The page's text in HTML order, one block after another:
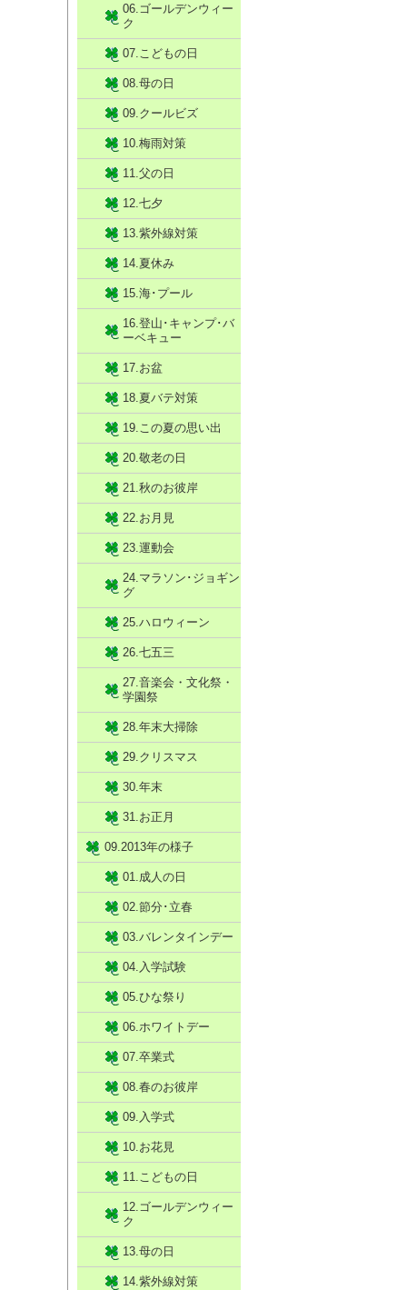
06.ゴールデンウィー
ク
07.こどもの日
08.母の日
09.クールビズ
10.梅雨対策
11.父の日
12.七夕
13.紫外線対策
14.夏休み
15.海･プール
16.登山･キャンプ･バ
ーベキュー
17.お盆
18.夏バテ対策
19.この夏の思い出
20.敬老の日
21.秋のお彼岸
22.お月見
23.運動会
24.マラソン･ジョギン
グ
25.ハロウィーン
26.七五三
27.音楽会・文化祭・
学園祭
28.年末大掃除
29.クリスマス
30.年末
31.お正月
09.2013年の様子
01.成人の日
02.節分･立春
03.バレンタインデー
04.入学試験
05.ひな祭り
06.ホワイトデー
07.卒業式
08.春のお彼岸
09.入学式
10.お花見
11.こどもの日
12.ゴールデンウィー
ク
13.母の日
14.紫外線対策